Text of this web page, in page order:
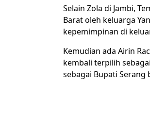
Selain Zola di Jambi,
Barat oleh keluarga
kepemimpinan di
Kemudian ada Airin
kembali terpilih
sebagai Bupati